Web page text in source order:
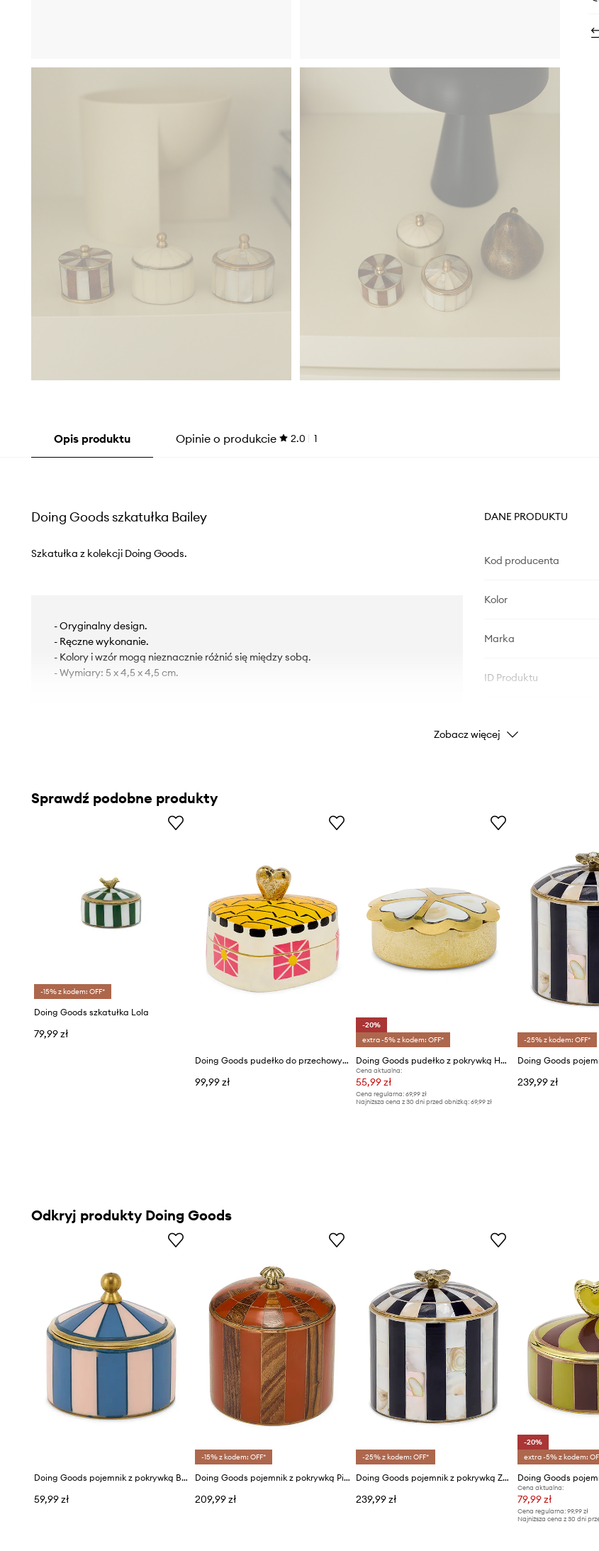
Opis produktu Opinie o produkcie 2.0 1
Doing Goods szkatułka Bailey
Szkatułka z kolekcji Doing Goods.
- Oryginalny design.
- Ręczne wykonanie.
- Kolory i wzór mogą nieznacznie różnić się między sobą.
- Wymiary: 5 x 4,5 x 4,5 cm.
DANE PRODUKTU
Kod producenta
Kolor
Marka
ID Produktu
Zobacz więcej
Sprawdź podobne produkty
-15% z kodem: OFF*
Doing Goods szkatułka Lola
79,99 zł
Doing Goods pudełko do przechowywania 8 x 8 x 3,5 cm
99,99 zł
-20%
extra -5% z kodem: OFF*
Doing Goods pudełko z pokrywką Honey Heart Box Small
Cena aktualna:
55,99 zł
Cena regularna: 69,99 zł
Najniższa cena z 30 dni przed obniżką: 69,99 zł
-25% z kodem: OFF*
239,99 zł
Odkryj produkty Doing Goods
Doing Goods pojemnik z pokrywką Bailey Circus Box Blue
59,99 zł
-15% z kodem: OFF*
Doing Goods pojemnik z pokrywką Piper Striped Circus Box
209,99 zł
-25% z kodem: OFF*
Doing Goods pojemnik z pokrywką Zoey Circus Box
239,99 zł
-20%
extra -5% z kodem:
Cena aktualna:
79,99 zł
Cena regularna: 99,99 zł
Najniższa cena z 30 dni